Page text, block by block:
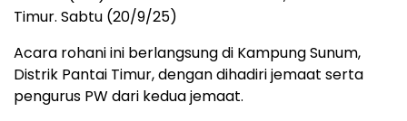
Timur. Sabtu (20/9/25)
Acara rohani ini berlangsung di Kampung Sunum,
Distrik Pantai Timur, dengan dihadiri jemaat serta
pengurus PW dari kedua jemaat.